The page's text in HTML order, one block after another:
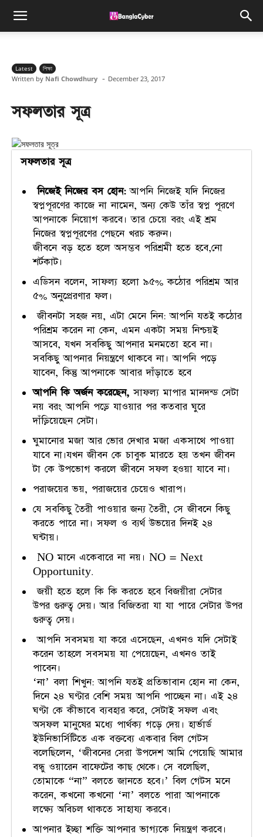
Latest শিক্ষা
Written by Nafi Chowdhury - December 23, 2017
সফলতার সূত্র
সফলতার সূত্র
নিজেই নিজের বস হোন:আপনি নিজেই যদি নিজের
স্বপ্নপূরণের কাজে না নামেন, অন্য কেউ তাঁর স্বপ্ন পূরণে
আপনাকে নিয়োগ করবে। তার চেয়ে বরং এই শ্রম
নিজের স্বপ্নপূরণের পেছনে খরচ করুন।
জীবনে বড় হতে হলে অসম্ভব পরিশ্রমী হতে হবে,নো
শর্টকাট।
এডিসন বলেন, সাফল্য হলো ৯৫% কঠোর পরিশ্রম আর
৫% অনুপ্রেরণার ফল।
জীবনটা সহজ নয়, এটা মেনে নিন: আপনি যতই কঠোর
পরিশ্রম করেন না কেন, এমন একটা সময় নিশ্চয়ই
আসবে, যখন সবকিছু আপনার মনমতো হবে না।
সবকিছু আপনার নিয়ন্ত্রণে থাকবে না। আপনি পড়ে
যাবেন, কিন্তু আপনাকে আবার দাঁড়াতে হবে
আপনি কি অর্জন করেছেন, সাফল্য মাপার মানদন্ড সেটা
নয় বরং আপনি পড়ে যাওয়ার পর কতবার ঘুরে
দাঁড়িয়েছেন সেটা।
ঘুমানোর মজা আর ভোর দেখার মজা একসাথে পাওয়া
যাবে না।যখন জীবন কে চাবুক মারতে হয় তখন জীবন
টা কে উপভোগ করলে জীবনে সফল হওয়া যাবে না।
পরাজয়ের ভয়, পরাজয়ের চেয়েও খারাপ।
যে সবকিছু তৈরী পাওয়ার জন্য তৈরী, সে জীবনে কিছু
করতে পারে না। সফল ও ব্যর্থ উভয়ের দিনই ২৪
ঘন্টায়।
NO মানে একেবারে না নয়। NO = Next
Opportunity.
জয়ী হতে হলে কি কি করতে হবে বিজয়ীরা সেটার
উপর গুরুত্ব দেয়। আর বিজিতরা যা যা পারে সেটার উপর
গুরুত্ব দেয়।
আপনি সবসময় যা করে এসেছেন, এখনও যদি সেটাই
করেন তাহলে সবসময় যা পেয়েছেন, এখনও তাই
পাবেন।
‘না’ বলা শিখুন: আপনি যতই প্রতিভাবান হোন না কেন,
দিনে ২৪ ঘণ্টার বেশি সময় আপনি পাচ্ছেন না। এই ২৪
ঘণ্টা কে কীভাবে ব্যবহার করে, সেটাই সফল এবং
অসফল মানুষের মধ্যে পার্থক্য গড়ে দেয়। হার্ভার্ড
ইউনিভার্সিটিতে এক বক্তব্যে একবার বিল গেটস
বলেছিলেন, ‘জীবনের সেরা উপদেশ আমি পেয়েছি আমার
বন্ধু ওয়ারেন বাফেটের কাছ থেকে। সে বলেছিল,
তোমাকে “না” বলতে জানতে হবে।’ বিল গেটস মনে
করেন, কখনো কখনো ‘না’ বলতে পারা আপনাকে
লক্ষ্যে অবিচল থাকতে সাহায্য করবে।
আপনার ইচ্ছা শক্তি আপনার ভাগ্যকে নিয়ন্ত্রণ করবে।